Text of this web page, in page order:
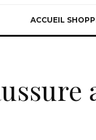
ACCUEIL